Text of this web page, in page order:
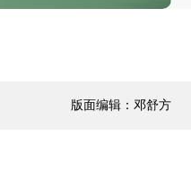
版面编辑：邓舒方